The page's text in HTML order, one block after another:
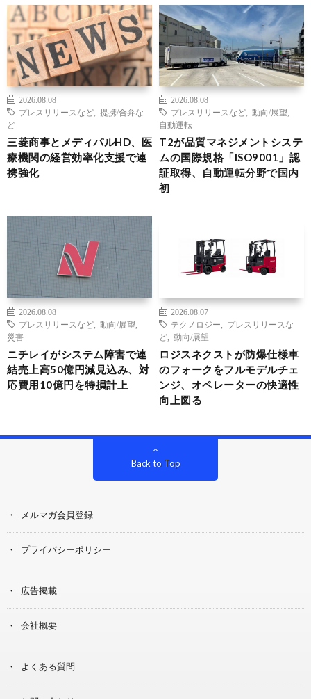
2026.08.08
プレスリリースなど
提携/合弁な
ど
三菱商事とメディパルHD、医
療機関の経営効率化支援で連
携強化
2026.08.08
プレスリリースなど
動向/展望
自動運転
T2が品質マネジメントシステ
ムの国際規格「ISO9001」認
証取得、自動運転分野で国内
初
2026.08.08
プレスリリースなど
動向/展望
災害
ニチレイがシステム障害で連
結売上高50億円減見込み、対
応費用10億円を特損計上
2026.08.07
テクノロジー
プレスリリースな
ど
動向/展望
ロジスネクストが防爆仕様車
のフォークをフルモデルチェ
ンジ、オペレーターの快適性
向上図る
Back to Top
メルマガ会員登録
プライバシーポリシー
広告掲載
会社概要
よくある質問